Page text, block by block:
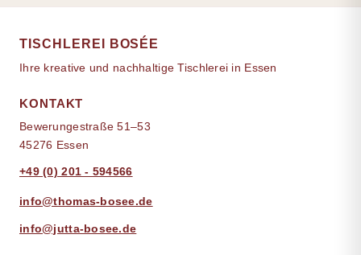
TISCHLEREI BOSÉE
Ihre kreative und nachhaltige Tischlerei in Essen
KONTAKT
Bewerungestraße 51–53
45276 Essen
+49 (0) 201 - 594566
info@thomas-bosee.de
info@jutta-bosee.de